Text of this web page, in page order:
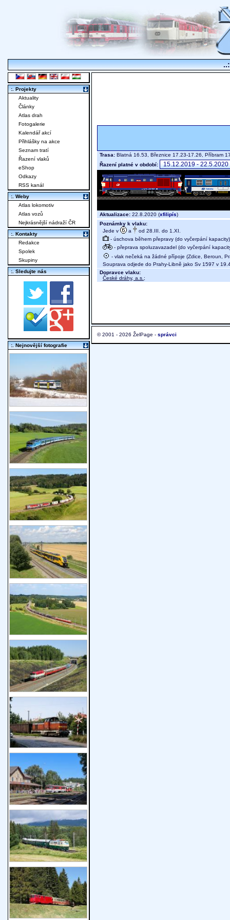
Trasa: Blatná 16.53, Březnice 17.23-17.26, Příbram
Řazení platné v období:
Aktualizace: 22.8.2020 (xfilipís)
Poznámky k vlaku:
Jede v
a
od 28.III. do 1.XI.
- úschova během přepravy (do vyčerpání kapacity)
- přeprava spoluzavazadel (do vyčerpání
- vlak nečeká na žádné přípoje (Zdice, Beroun,
Souprava odjede do Prahy-Libně jako Sv 1597 v
Dopravce vlaku:
České dráhy, a.s. ;
© 2001 - 2026 ŽelPage - správci
:. Projekty
Aktuality
Články
Atlas drah
Fotogalerie
Kalendář akcí
Přihlášky na akce
Seznam tratí
Řazení vlaků
eShop
Odkazy
RSS kanál
:. Weby
Atlas lokomotiv
Atlas vozů
Nejkrásnější nádraží ČR
:. Kontakty
Redakce
Spolek
Skupiny
:. Sledujte nás
:. Nejnovější fotografie